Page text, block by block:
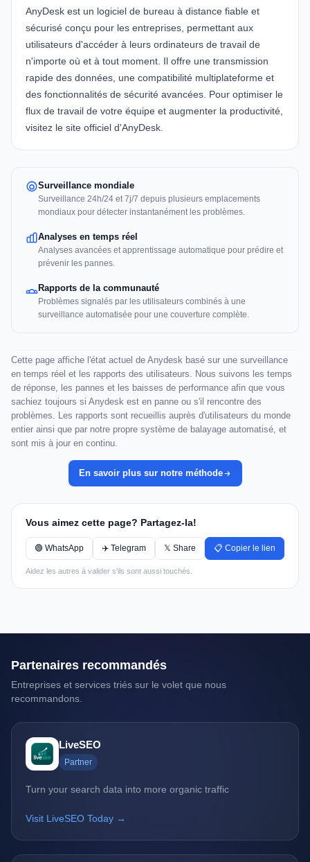
AnyDesk est un logiciel de bureau à distance fiable et
sécurisé conçu pour les entreprises, permettant aux
utilisateurs d'accéder à leurs ordinateurs de travail de
n'importe où et à tout moment. Il offre une transmission
rapide des données, une compatibilité multiplateforme et
des fonctionnalités de sécurité avancées. Pour optimiser le
flux de travail de votre équipe et augmenter la productivité,
visitez le site officiel d'AnyDesk.
Surveillance mondiale
Surveillance 24h/24 et 7j/7 depuis plusieurs emplacements
mondiaux pour détecter instantanément les problèmes.
Analyses en temps réel
Analyses avancées et apprentissage automatique pour prédire et
prévenir les pannes.
Rapports de la communauté
Problèmes signalés par les utilisateurs combinés à une
surveillance automatisée pour une couverture complète.
Cette page affiche l'état actuel de Anydesk basé sur une surveillance
en temps réel et les rapports des utilisateurs. Nous suivons les temps
de réponse, les pannes et les baisses de performance afin que vous
sachiez toujours si Anydesk est en panne ou s'il rencontre des
problèmes. Les rapports sont recueillis auprès d'utilisateurs du monde
entier ainsi que par notre propre système de balayage automatisé, et
sont mis à jour en continu.
En savoir plus sur notre méthode
Vous aimez cette page? Partagez-la!
🟢 WhatsApp ✈️ Telegram 𝕏 Share 📋 Copier le lien
Aidez les autres à valider s'ils sont aussi touchés.
Partenaires recommandés
Entreprises et services triés sur le volet que nous
recommandons.
LiveSEO
Partner
Turn your search data into more organic traffic
Visit LiveSEO Today →